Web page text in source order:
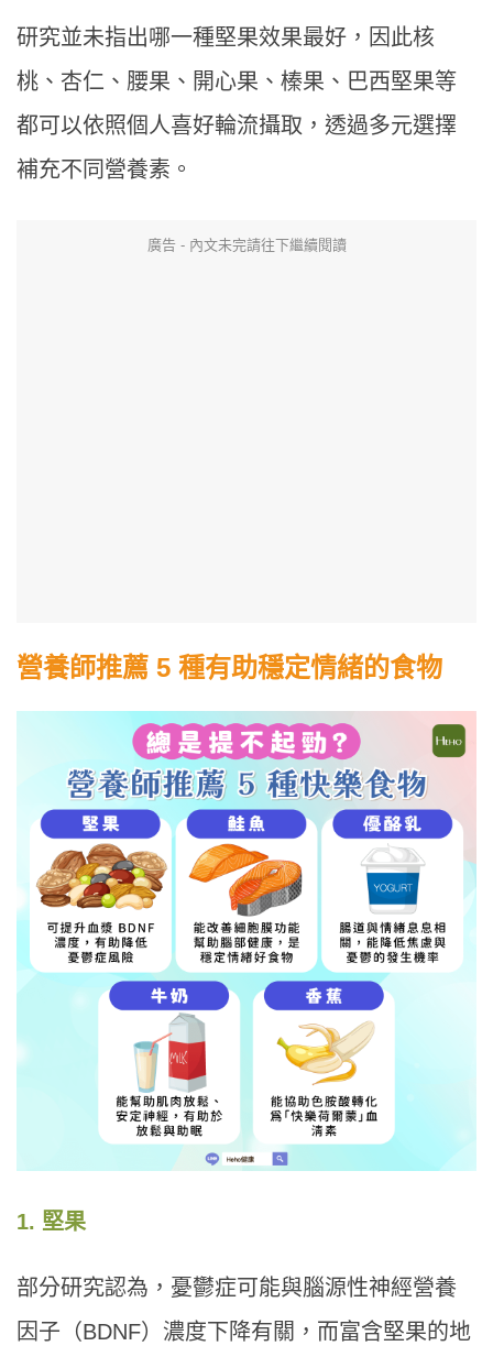
研究並未指出哪一種堅果效果最好，因此核
桃、杏仁、腰果、開心果、榛果、巴西堅果等
都可以依照個人喜好輪流攝取，透過多元選擇
補充不同營養素。
廣告 - 內文未完請往下繼續閱讀
營養師推薦 5 種有助穩定情緒的食物
1. 堅果
部分研究認為，憂鬱症可能與腦源性神經營養
因子（BDNF）濃度下降有關，而富含堅果的地